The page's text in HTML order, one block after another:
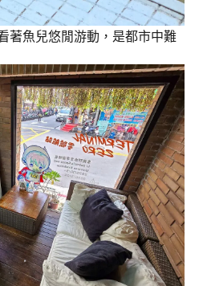
著魚兒悠閒游動，是都市中難